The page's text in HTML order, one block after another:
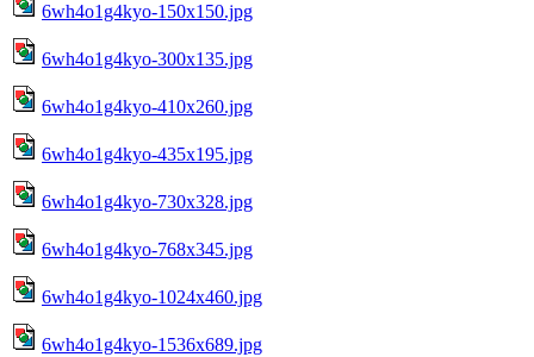
6wh4o1g4kyo-150x150.jpg
6wh4o1g4kyo-300x135.jpg
6wh4o1g4kyo-410x260.jpg
6wh4o1g4kyo-435x195.jpg
6wh4o1g4kyo-730x328.jpg
6wh4o1g4kyo-768x345.jpg
6wh4o1g4kyo-1024x460.jpg
6wh4o1g4kyo-1536x689.jpg